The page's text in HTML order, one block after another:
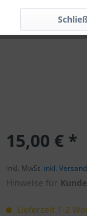
15,00 € *
inkl. MwSt. inkl.
Hinweise für
Lieferzeit 1-2